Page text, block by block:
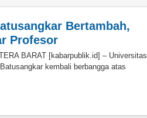
Bertambah,
Profesor
BARAT [kabarpublik.id] – Universitas
kembali berbangga atas